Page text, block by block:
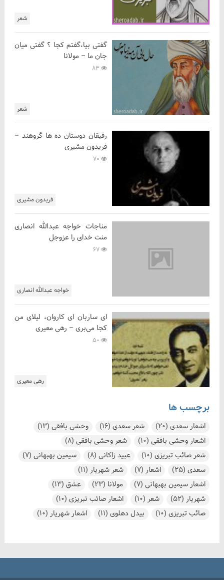
شعر
شعر
گفتی بیا،گفتم کجا ؟ گفتی میان
جان ما – مولانا
فریدون مشیری
رفیقان دوستان ده ها گروهند –
فریدون مشیری
خواجه عبدالله انصاری
مناجات خواجه عبدالله انصاری
منت خدای را عزوجل
رهی معیری
ای ساربان ای کاروان، لیلای من
کجا می‌بری – رهی معیری
برچسب ها
اشعار سعدی(20) شعر سعدی(16) وحشی بافقی(13)
اشعار وحشی بافقی(10) شعر وحشی بافقی(8)
شعر صائب تبریزی(10) عبید زاکانی(8) سیمین بهبهانی(7)
سعدی(25) اشعار(7) شعر شهریار(11)
اشعار سیمین بهبهانی(7) مولانا (23) عشق(13)
شهریار(52) شعر(10) اشعار صائب تبریزی(10)
صائب تبریزی(10) بیدل دهلوی(11) اشعار شهریار(10)